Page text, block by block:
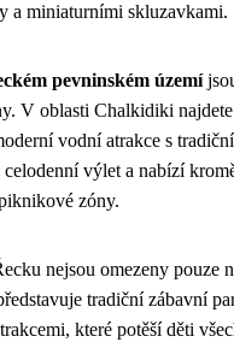
a miniaturními skluzavkami.
pevninském území
V oblasti Chalkidiki
vodní atrakce s
výlet a nabízí
zóny.
nejsou omezeny pouze
tradiční zábavní
které potěší děti